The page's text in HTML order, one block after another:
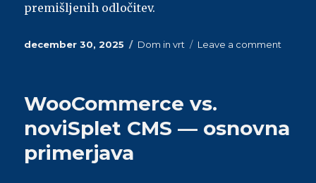
premišljenih odločitev.
Posted
december 30, 2025 Categories
Dom in vrt Leave a comment
vinska
WooCommerce vs.
noviSplet CMS — osnovna
primerjava